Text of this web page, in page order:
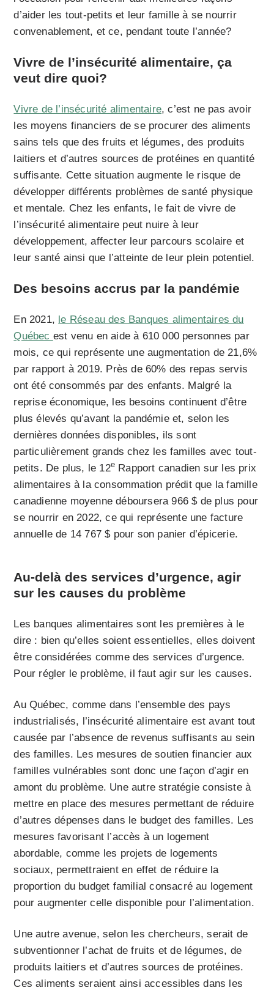
d’aider les tout-petits et leur famille à se nourrir
convenablement, et ce, pendant toute l’année?
Vivre de l’insécurité alimentaire, ça
veut dire quoi?
Vivre de l’insécurité alimentaire, c’est ne pas avoir
les moyens financiers de se procurer des aliments
sains tels que des fruits et légumes, des produits
laitiers et d’autres sources de protéines en quantité
suffisante. Cette situation augmente le risque de
développer différents problèmes de santé physique
et mentale. Chez les enfants, le fait de vivre de
l’insécurité alimentaire peut nuire à leur
développement, affecter leur parcours scolaire et
leur santé ainsi que l’atteinte de leur plein potentiel.
Des besoins accrus par la pandémie
En 2021, le Réseau des Banques alimentaires du
Québec est venu en aide à 610 000 personnes par
mois, ce qui représente une augmentation de 21,6%
par rapport à 2019. Près de 60% des repas servis
ont été consommés par des enfants. Malgré la
reprise économique, les besoins continuent d’être
plus élevés qu’avant la pandémie et, selon les
dernières données disponibles, ils sont
particulièrement grands chez les familles avec tout-
petits. De plus, le 12e Rapport canadien sur les prix
alimentaires à la consommation prédit que la famille
canadienne moyenne déboursera 966 $ de plus pour
se nourrir en 2022, ce qui représente une facture
annuelle de 14 767 $ pour son panier d’épicerie.
Au-delà des services d’urgence, agir
sur les causes du problème
Les banques alimentaires sont les premières à le
dire : bien qu’elles soient essentielles, elles doivent
être considérées comme des services d’urgence.
Pour régler le problème, il faut agir sur les causes.
Au Québec, comme dans l’ensemble des pays
industrialisés, l’insécurité alimentaire est avant tout
causée par l’absence de revenus suffisants au sein
des familles. Les mesures de soutien financier aux
familles vulnérables sont donc une façon d’agir en
amont du problème. Une autre stratégie consiste à
mettre en place des mesures permettant de réduire
d’autres dépenses dans le budget des familles. Les
mesures favorisant l’accès à un logement
abordable, comme les projets de logements
sociaux, permettraient en effet de réduire la
proportion du budget familial consacré au logement
pour augmenter celle disponible pour l’alimentation.
Une autre avenue, selon les chercheurs, serait de
subventionner l’achat de fruits et de légumes, de
produits laitiers et d’autres sources de protéines.
Ces aliments seraient ainsi accessibles dans les